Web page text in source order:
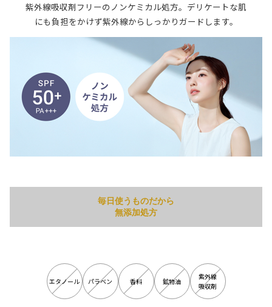
紫外線吸収剤フリーのノンケミカル処方。デリケートな肌
にも負担をかけず紫外線からしっかりガードします。
毎日使うものだから
無添加処方
エタノール パラベン 香料 鉱物油
紫外線
吸収剤